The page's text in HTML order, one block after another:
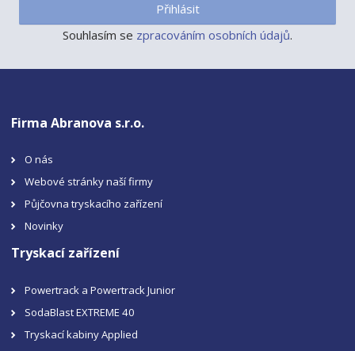
Přihlásit
Souhlasím se zpracováním osobních údajů.
Firma Abranova s.r.o.
O nás
Webové stránky naší firmy
Půjčovna tryskacího zařízení
Novinky
Tryskací zařízení
Powertrack a Powertrack Junior
SodaBlast EXTREME 40
Tryskací kabiny Applied